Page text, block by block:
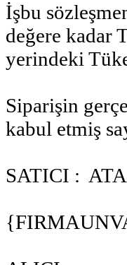
İşbu
değere kadar
yerindeki
Siparişin
kabul etmiş
SATICI :